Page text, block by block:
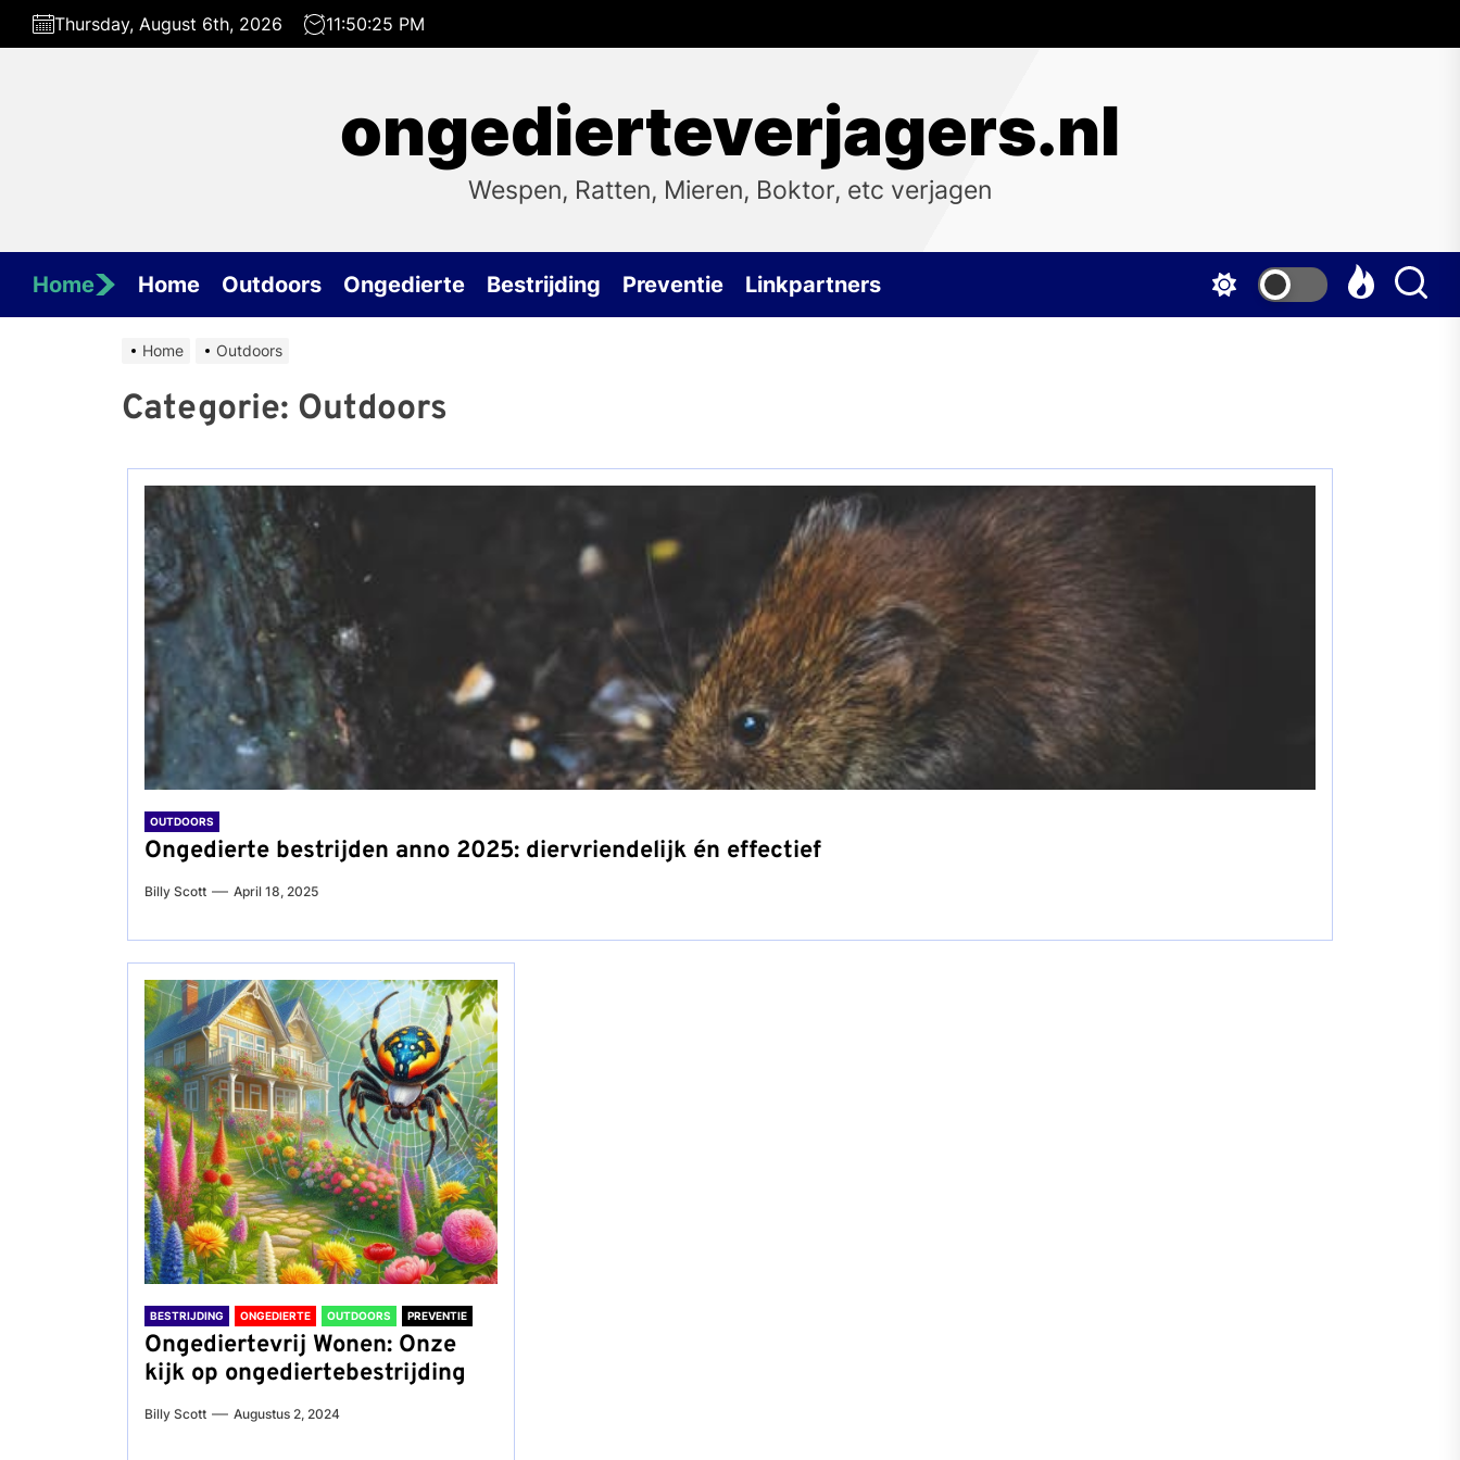
Skip
Thursday, August 6th, 2026 11:50:25 PM
ongedierteverjagers.nl
Wespen, Ratten, Mieren, Boktor, etc verjagen
Home Home Outdoors Ongedierte Bestrijding Preventie Linkpartners
Home Outdoors
Categorie: Outdoors
OUTDOORS
Ongedierte bestrijden anno 2025: diervriendelijk én effectief
Billy Scott April 18, 2025
BESTRIJDING ONGEDIERTE OUTDOORS PREVENTIE
Ongediertevrij Wonen: Onze
kijk op ongediertebestrijding
Billy Scott Augustus 2, 2024